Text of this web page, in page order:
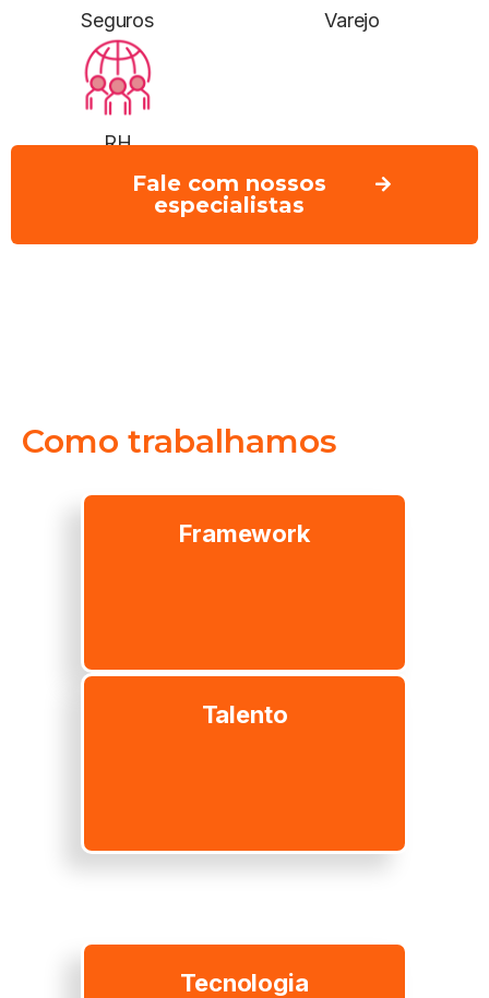
Seguros Varejo
RH
Fale com nossos
especialistas
Como trabalhamos
Framework
Talento
Tecnologia